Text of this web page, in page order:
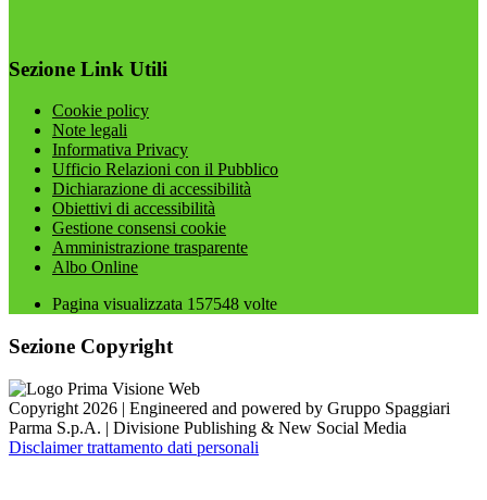
Sezione Link Utili
Cookie policy
Note legali
Informativa Privacy
Ufficio Relazioni con il Pubblico
Dichiarazione di accessibilità
Obiettivi di accessibilità
Gestione consensi cookie
Amministrazione trasparente
Albo Online
Pagina visualizzata 157548 volte
Sezione Copyright
Copyright 2026 | Engineered and powered by Gruppo Spaggiari
Parma S.p.A. | Divisione Publishing & New Social Media
Disclaimer trattamento dati personali